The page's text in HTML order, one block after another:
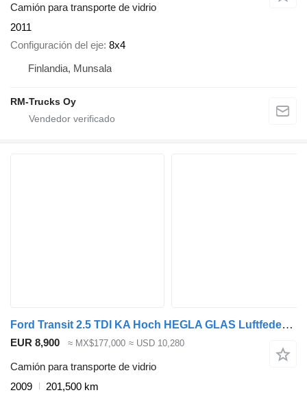
Camión para transporte de vidrio
2011
Configuración del eje 8x4
Finlandia, Munsala
RM-Trucks Oy
Ford Transit 2.5 TDI KA Hoch HEGLA GLAS Luftfederung
EUR 8,900 ≈ MX$177,000 ≈ USD 10,280
Camión para transporte de vidrio
2009
201,500 km